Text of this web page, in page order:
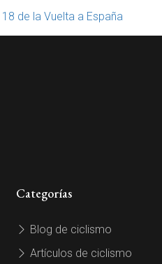
de la Vuelta a España
Categorías
Blog de ciclismo
Artículos de ciclismo